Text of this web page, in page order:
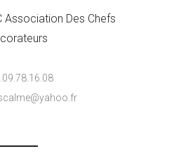
Association Des Chefs